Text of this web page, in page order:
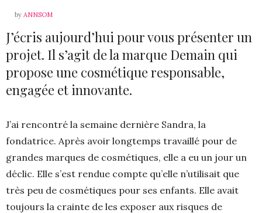
by ANNSOM
J’écris aujourd’hui pour vous présenter un
projet. Il s’agit de la marque Demain qui
propose une cosmétique responsable,
engagée et innovante.
J’ai rencontré la semaine dernière Sandra, la
fondatrice. Après avoir longtemps travaillé pour de
grandes marques de cosmétiques, elle a eu un jour un
déclic. Elle s’est rendue compte qu’elle n’utilisait que
très peu de cosmétiques pour ses enfants. Elle avait
toujours la crainte de les exposer aux risques de